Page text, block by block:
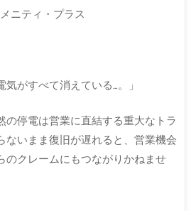
ニティ・プラス
気がすべて消えている…。」
の停電は営業に直結する重大なトラ
ないまま復旧が遅れると、営業機会
のクレームにもつながりかねませ